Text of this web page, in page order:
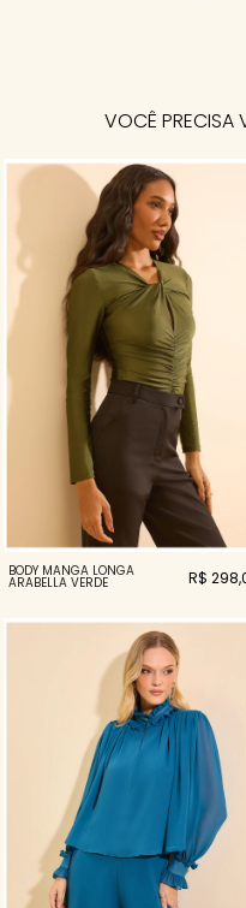
VOCÊ PRECISA
BODY MANGA LONGA
ARABELLA VERDE R$